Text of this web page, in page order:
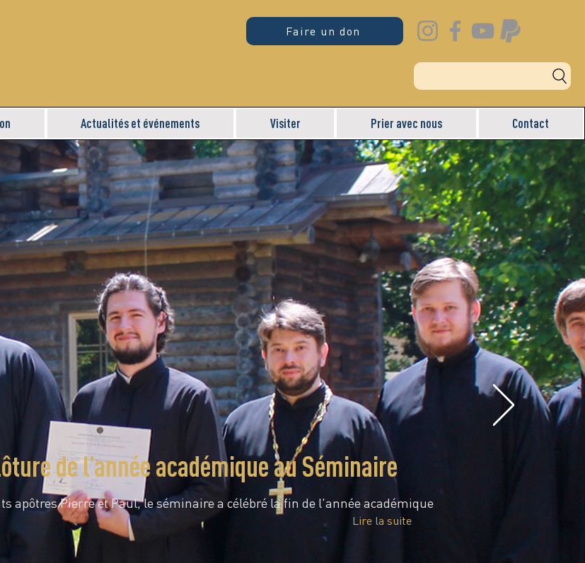
Faire un don
Actualités et événements Visiter Prier avec nous Contact
de l’année académique au Séminaire
apôtres Pierre et Paul, le séminaire a célébré la fin de l'année académique
Lire la suite